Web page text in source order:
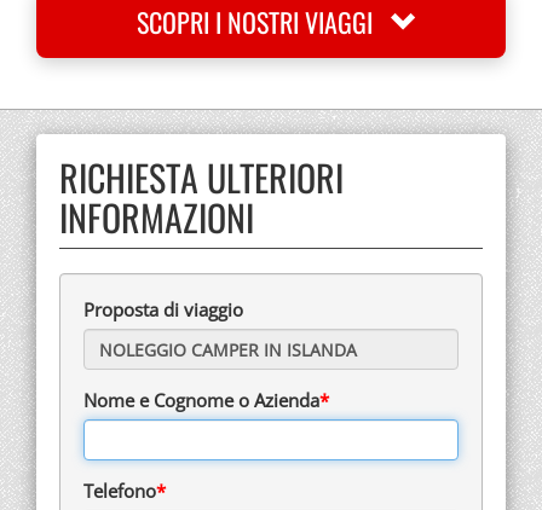
SCOPRI I NOSTRI VIAGGI
RICHIESTA ULTERIORI
INFORMAZIONI
Proposta di viaggio
Nome e Cognome o Azienda
Telefono